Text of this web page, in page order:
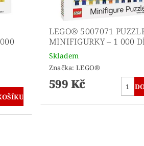
LEGO® 5007071
MINIFIGURKY – 1 000
Skladem
Značka:LEGO®
599 Kč